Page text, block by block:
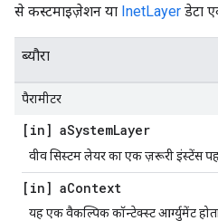
से कस्टमाइज़ेशन या InetLayer डेटा
ब्यौरा
पैरामीटर
[in] aSystemLayer
वीव सिस्टम लेयर का एक ज़रूरी इंस्टेंस
[in] aContext
यह एक वैकल्पिक कॉन्टेक्स्ट आर्ग्युमेंट